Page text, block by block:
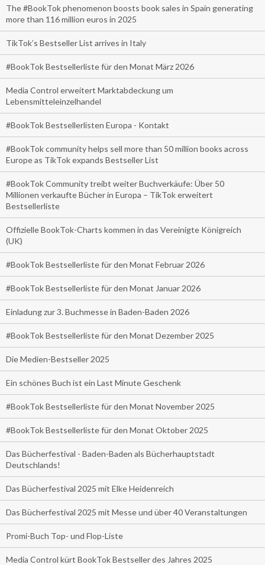
The #BookTok phenomenon boosts book sales in Spain generating
more than 116 million euros in 2025
TikTok’s Bestseller List arrives in Italy
#BookTok Bestsellerliste für den Monat März 2026
Media Control erweitert Marktabdeckung um
Lebensmitteleinzelhandel
#BookTok Bestsellerlisten Europa - Kontakt
#BookTok community helps sell more than 50 million books across
Europe as TikTok expands Bestseller List
#BookTok Community treibt weiter Buchverkäufe: Über 50
Millionen verkaufte Bücher in Europa – TikTok erweitert
Bestsellerliste
Offizielle BookTok-Charts kommen in das Vereinigte Königreich
(UK)
#BookTok Bestsellerliste für den Monat Februar 2026
#BookTok Bestsellerliste für den Monat Januar 2026
Einladung zur 3. Buchmesse in Baden-Baden 2026
#BookTok Bestsellerliste für den Monat Dezember 2025
Die Medien-Bestseller 2025
Ein schönes Buch ist ein Last Minute Geschenk
#BookTok Bestsellerliste für den Monat November 2025
#BookTok Bestsellerliste für den Monat Oktober 2025
Das Bücherfestival - Baden-Baden als Bücherhauptstadt
Deutschlands!
Das Bücherfestival 2025 mit Elke Heidenreich
Das Bücherfestival 2025 mit Messe und über 40 Veranstaltungen
Promi-Buch Top- und Flop-Liste
Media Control kürt BookTok Bestseller des Jahres 2025